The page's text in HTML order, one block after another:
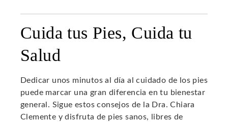
Cuida tus Pies, Cuida tu
Salud
Dedicar unos minutos al día al cuidado de los pies
puede marcar una gran diferencia en tu bienestar
general. Sigue estos consejos de la Dra. Chiara
Clemente y disfruta de pies sanos, libres de